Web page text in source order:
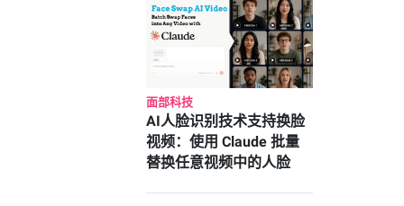
面部科技
AI人脸识别技术支持换脸
视频：使用 Claude 批量
替换任意视频中的人脸